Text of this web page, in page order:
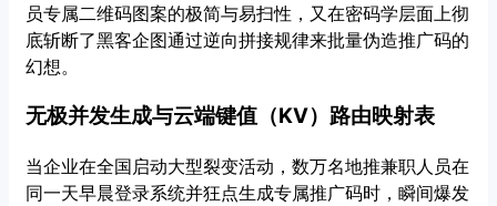
员专属二维码图案的极简与易扫性，又在密码学层面上彻
底斩断了黑客企图通过逆向拼接规律来批量伪造推广码的
幻想。
无极并发生成与云端键值（KV）路由映射表
当企业在全国启动大型裂变活动，数万名地推兼职人员在
同一天早晨登录系统并狂点生成专属推广码时，瞬间爆发